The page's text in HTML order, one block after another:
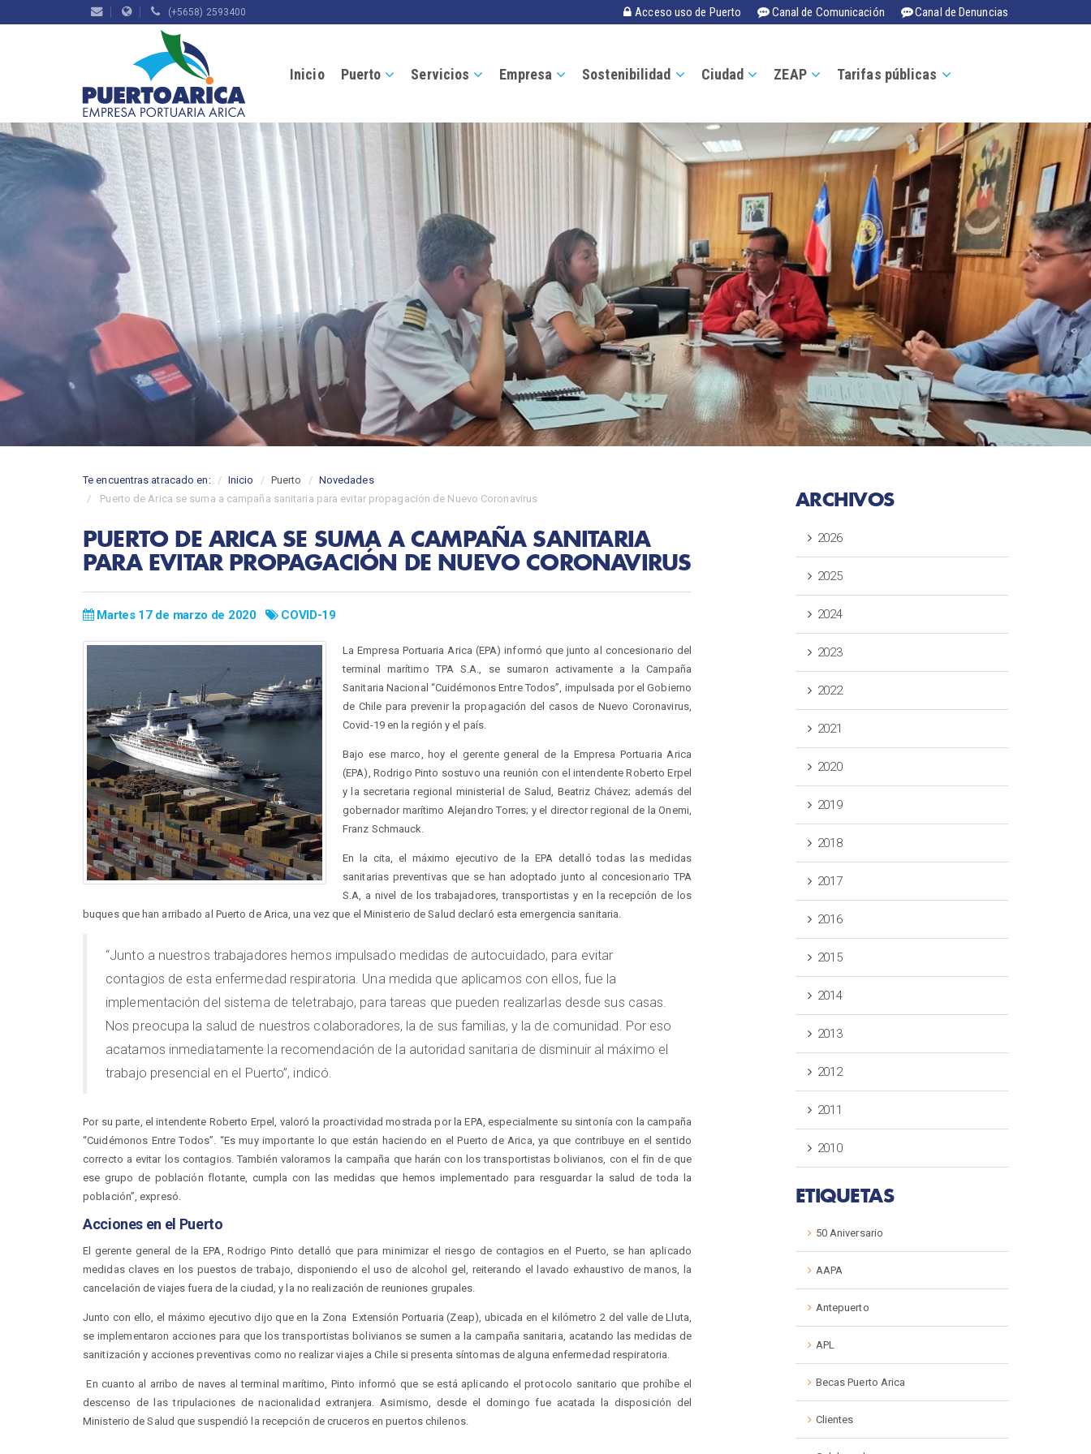
(+5658) 2593400 Acceso uso de Puerto Canal de Comunicación Canal de Denuncias
Inicio Puerto Servicios Empresa Sostenibilidad Ciudad ZEAP Tarifas públicas
Te encuentras atracado en: Inicio Puerto
Novedades
Puerto de Arica se suma a campaña sanitaria para evitar propagación de Nuevo Coronavirus
PUERTO DE ARICA SE SUMA A CAMPAÑA SANITARIA
PARA EVITAR PROPAGACIÓN DE NUEVO CORONAVIRUS
Martes 17 de marzo de 2020 COVID-19
La Empresa Portuaria Arica (EPA) informó que junto al concesionario del
terminal marítimo TPA S.A., se sumaron activamente a la Campaña
Sanitaria Nacional “Cuidémonos Entre Todos”, impulsada por el Gobierno
de Chile para prevenir la propagación del casos de Nuevo Coronavirus,
Covid-19 en la región y el país.
Bajo ese marco, hoy el gerente general de la Empresa Portuaria Arica
(EPA), Rodrigo Pinto sostuvo una reunión con el intendente Roberto Erpel
y la secretaria regional ministerial de Salud, Beatriz Chávez; además del
gobernador marítimo Alejandro Torres; y el director regional de la Onemi,
Franz Schmauck.
En la cita, el máximo ejecutivo de la EPA detalló todas las medidas
sanitarias preventivas que se han adoptado junto al concesionario TPA
S.A, a nivel de los trabajadores, transportistas y en la recepción de los
buques que han arribado al Puerto de Arica, una vez que el Ministerio de Salud declaró esta emergencia sanitaria.
“Junto a nuestros trabajadores hemos impulsado medidas de autocuidado, para evitar
contagios de esta enfermedad respiratoria. Una medida que aplicamos con ellos, fue la
implementación del sistema de teletrabajo, para tareas que pueden realizarlas desde sus casas.
Nos preocupa la salud de nuestros colaboradores, la de sus familias, y la de comunidad. Por eso
acatamos inmediatamente la recomendación de la autoridad sanitaria de disminuir al máximo el
trabajo presencial en el Puerto”, indicó.
Por su parte, el intendente Roberto Erpel, valoró la proactividad mostrada por la EPA, especialmente su sintonía con la campaña
“Cuidémonos Entre Todos”. “Es muy importante lo que están haciendo en el Puerto de Arica, ya que contribuye en el sentido
correcto a evitar los contagios. También valoramos la campaña que harán con los transportistas bolivianos, con el fin de que
ese grupo de población flotante, cumpla con las medidas que hemos implementado para resguardar la salud de toda la
población”, expresó.
Acciones en el Puerto
El gerente general de la EPA, Rodrigo Pinto detalló que para minimizar el riesgo de contagios en el Puerto, se han aplicado
medidas claves en los puestos de trabajo, disponiendo el uso de alcohol gel, reiterando el lavado exhaustivo de manos, la
cancelación de viajes fuera de la ciudad, y la no realización de reuniones grupales.
Junto con ello, el máximo ejecutivo dijo que en la Zona Extensión Portuaria (Zeap), ubicada en el kilómetro 2 del valle de Lluta,
se implementaron acciones para que los transportistas bolivianos se sumen a la campaña sanitaria, acatando las medidas de
sanitización y acciones preventivas como no realizar viajes a Chile si presenta síntomas de alguna enfermedad respiratoria.
En cuanto al arribo de naves al terminal marítimo, Pinto informó que se está aplicando el protocolo sanitario que prohíbe el
descenso de las tripulaciones de nacionalidad extranjera. Asimismo, desde el domingo fue acatada la disposición del
Ministerio de Salud que suspendió la recepción de cruceros en puertos chilenos.
ARCHIVOS
2026
2025
2024
2023
2022
2021
2020
2019
2018
2017
2016
2015
2014
2013
2012
2011
2010
ETIQUETAS
50 Aniversario
AAPA
Antepuerto
APL
Becas Puerto Arica
Clientes